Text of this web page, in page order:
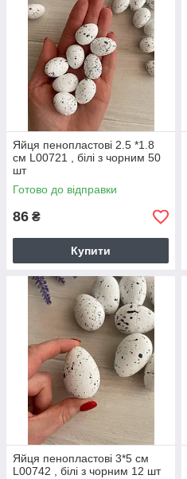
Яйця пенопластові 2.5 *1.8
см L00721 , білі з чорним 50
шт
Готово до відправки
86 ₴
Купити
Яйця пенопластові 3*5 см
L00742 , білі з чорним 12 шт